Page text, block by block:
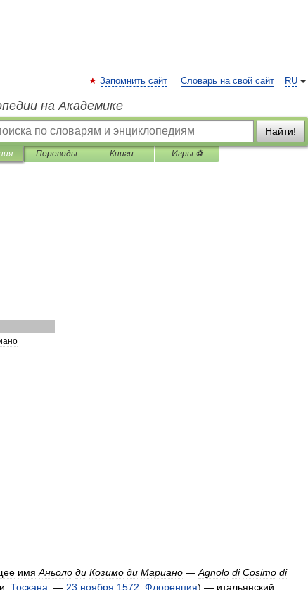
RU
Запомнить сайт Словарь на свой сайт
на Академике
Найти!
Переводы Книги Игры ⚽
имя Аньоло ди Козимо ди Мариано — Agnolo di Cosimo di
Тоскана , — 23 ноября 1572 Флоренция) — итальянский